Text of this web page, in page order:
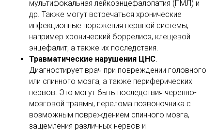
мультифокальная лейкоэнцефалопатия (ПМЛ) и
др. Также могут встречаться хронические
инфекционные поражения нервной системы,
например хронический боррелиоз, клещевой
энцефалит, а также их последствия.
Травматические нарушения ЦНС.
Диагностирует врач при повреждении головного
или спинного мозга, а также периферических
нервов. Это могут быть последствия черепно-
мозговой травмы, перелома позвоночника с
возможным повреждением спинного мозга,
защемления различных нервов и